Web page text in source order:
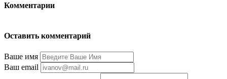
Комментарии
Оставить комментарий
Ваше имя
Ваш email